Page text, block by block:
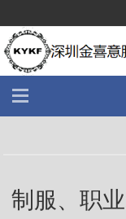
制服、职